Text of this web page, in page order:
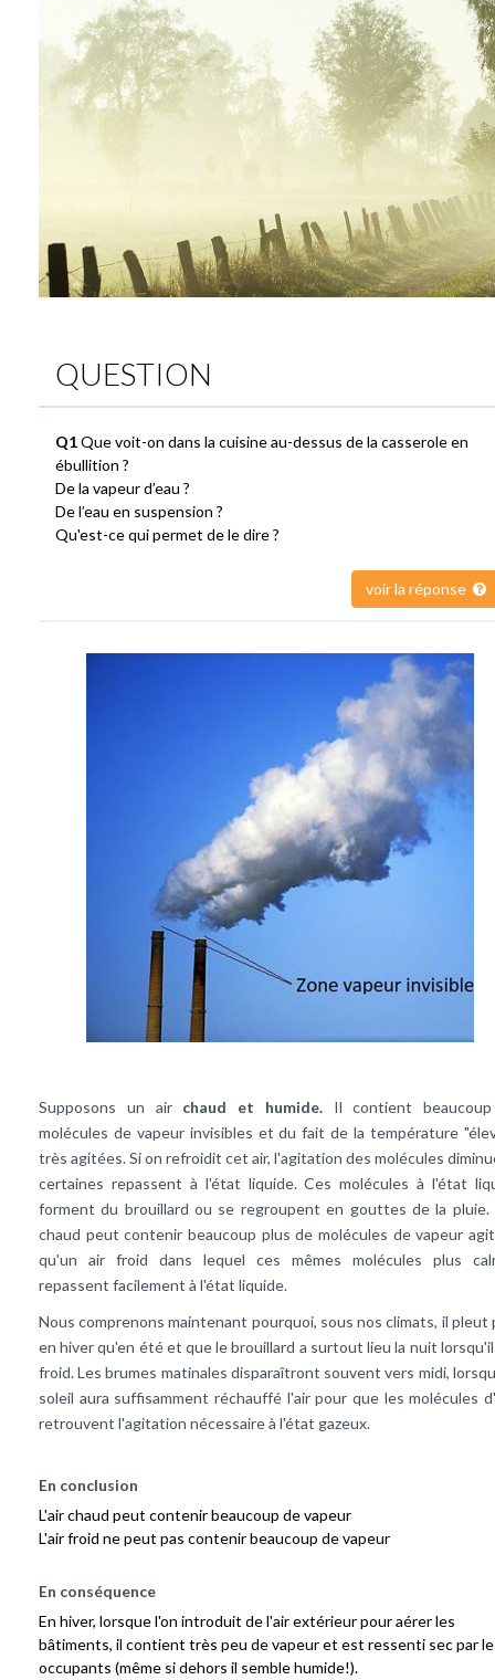
QUESTION
Q1Que voit-on dans la cuisine au-dessus de la casserole en
ébullition ?
De la vapeur d’eau ?
De l’eau en suspension ?
Qu'est-ce qui permet de le dire ?
voir la réponse
Supposons un air chaud et humide. Il contient
molécules de vapeur invisibles et du fait de la température
très agitées. Si on refroidit cet air, l'agitation des molécules
certaines repassent à l'état liquide. Ces molécules à l'état
forment du brouillard ou se regroupent en gouttes de la pluie.
chaud peut contenir beaucoup plus de molécules de vapeur
qu'un air froid dans lequel ces mêmes molécules plus
repassent facilement à l'état liquide.
Nous comprenons maintenant pourquoi, sous nos climats, il pleut
en hiver qu'en été et que le brouillard a surtout lieu la nuit
froid. Les brumes matinales disparaîtront souvent vers midi,
soleil aura suffisamment réchauffé l'air pour que les molécules
retrouvent l'agitation nécessaire à l'état gazeux.
En conclusion
L'air chaud peut contenir beaucoup de vapeur
L'air froid ne peut pas contenir beaucoup de vapeur
En conséquence
En hiver, lorsque l'on introduit de l'air extérieur pour aérer les
bâtiments, il contient très peu de vapeur et est ressenti sec par
occupants (même si dehors il semble humide!).